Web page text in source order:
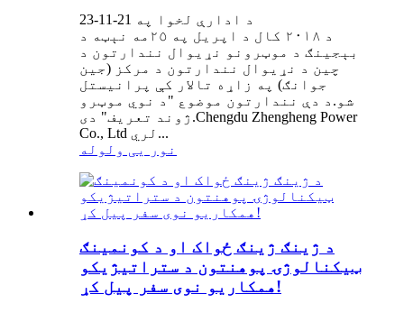
د ادارې لخوا په 21-11-23
د ٢٠١٨ کال د اپريل په ٢٥مه نېټه د
بېجينګ د موټرونو نړيوال نندارتون د
چين د نړيوال نندارتون د مرکز (جين
جوانګ) په زاړه تالار کې پرانيستل
شو.د دې نندارتون موضوع "د نوي موټرو
ژوند تعریف" دی.Chengdu Zhengheng Power
Co., Ltd لري...
نور یی ولوله
د ژینګ ژینګ ځواک او د کونمینګ
ټیکنالوژۍ پوهنتون د ستراتیژیکو
همکاریو نوی سفر پیل کړ!